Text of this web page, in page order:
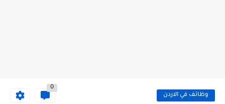
وظائف في الاردن
0